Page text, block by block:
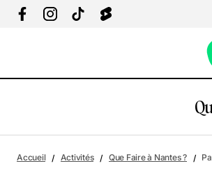
Salle festive Nantes Erdre
Accueil Activités Que Faire à Nantes ?